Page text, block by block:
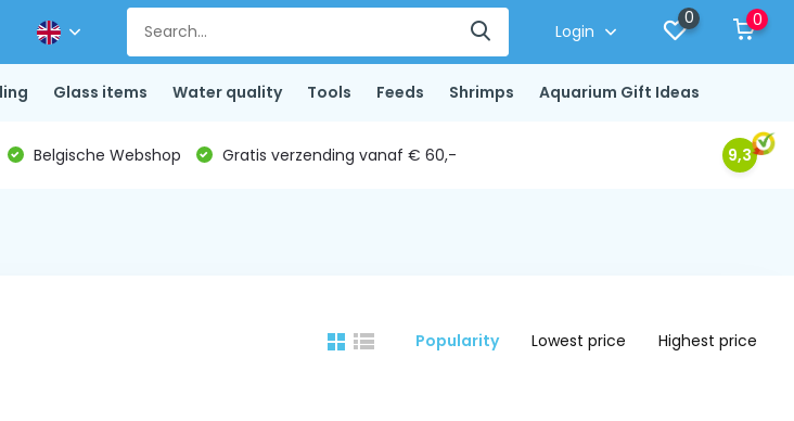
Login
0 0
Glass items Water quality Tools Feeds Shrimps Aquarium Gift Ideas
Belgische Webshop Gratis verzending vanaf € 60,- 9,3
Popularity Lowest price Highest price